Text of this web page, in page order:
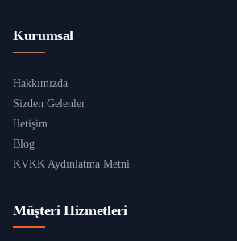
Kurumsal
Hakkımızda
Sizden Gelenler
İletişim
Blog
KVKK Aydınlatma Metni
Müşteri Hizmetleri